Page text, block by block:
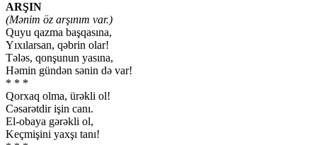
ARŞIN
(Mənim öz arşınım var.)
Quyu qazma başqasına,
Yıxılarsan, qəbrin olar!
Tələs, qonşunun yasına,
Həmin gündən sənin də var!
* * *
Qorxaq olma, ürəkli ol!
Cəsarətdir işin canı.
El-obaya gərəkli ol,
Keçmişini yaxşı tanı!